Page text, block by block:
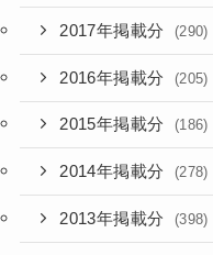
2017年掲載分 (290)
2016年掲載分 (205)
2015年掲載分 (186)
2014年掲載分 (278)
2013年掲載分 (398)